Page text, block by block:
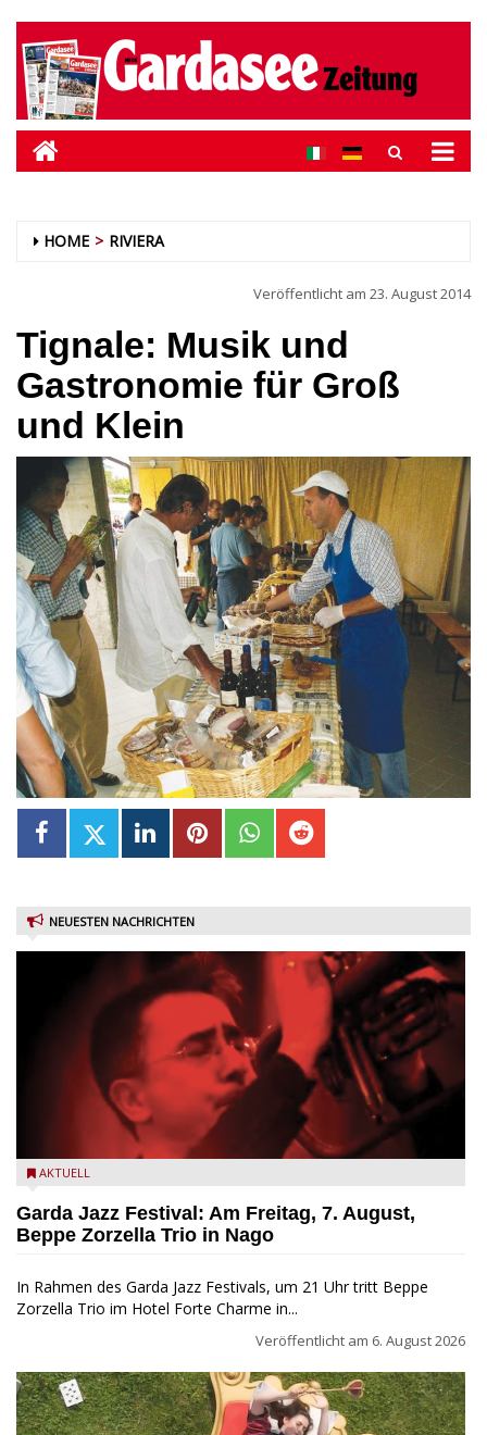
HOME RIVIERA
Veröffentlicht am 23. August 2014
Tignale: Musik und
Gastronomie für Groß
und Klein
NEUESTEN NACHRICHTEN
Beppe Zorzella Trio zu Gast beim Garda Jazz Festival
AKTUELL
Garda Jazz Festival: Am Freitag, 7. August,
Beppe Zorzella Trio in Nago
In Rahmen des Garda Jazz Festivals, um 21 Uhr tritt Beppe
Zorzella Trio im Hotel Forte Charme in...
Veröffentlicht am 6. August 2026